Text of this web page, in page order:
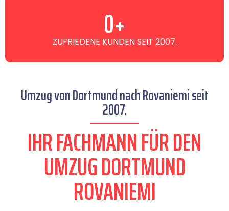
ZUFRIEDENE KUNDEN SEIT 2007.
0+
Umzug von Dortmund nach Rovaniemi seit
2007.
IHR FACHMANN FÜR DEN
UMZUG DORTMUND
ROVANIEMI